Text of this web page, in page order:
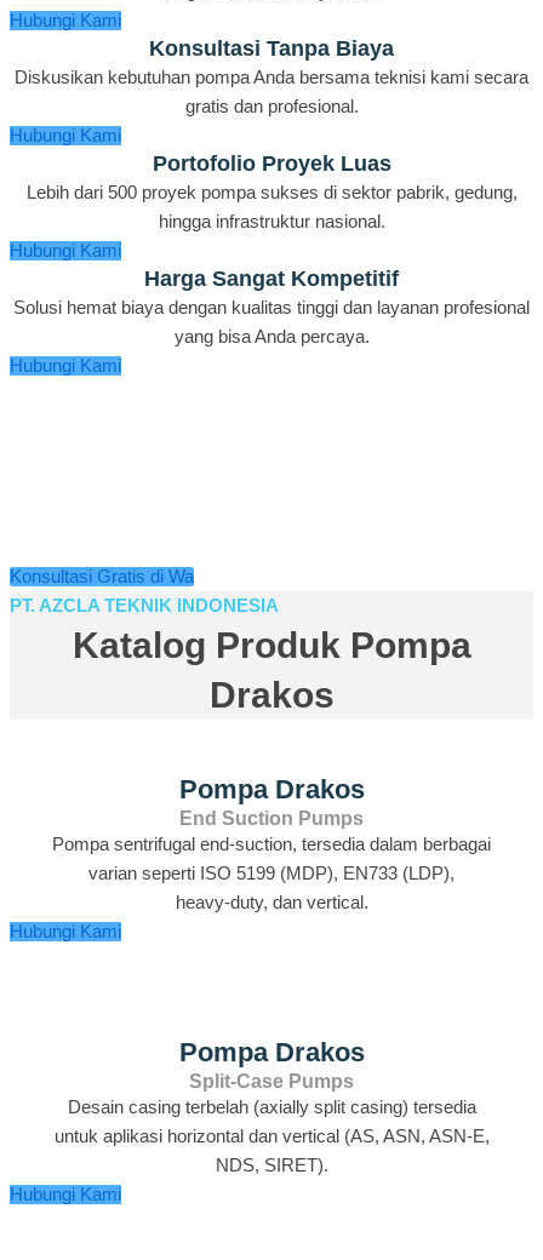
Hubungi Kami
Konsultasi Tanpa Biaya
Diskusikan kebutuhan pompa Anda bersama teknisi kami secara
gratis dan profesional.
Hubungi Kami
Portofolio Proyek Luas
Lebih dari 500 proyek pompa sukses di sektor pabrik, gedung,
hingga infrastruktur nasional.
Hubungi Kami
Harga Sangat Kompetitif
Solusi hemat biaya dengan kualitas tinggi dan layanan profesional
yang bisa Anda percaya.
Hubungi Kami
Konsultasi Gratis di Wa
PT. AZCLA TEKNIK INDONESIA
Katalog Produk Pompa
Drakos
Pompa Drakos
End Suction Pumps
Pompa sentrifugal end‑suction, tersedia dalam berbagai
varian seperti ISO 5199 (MDP), EN733 (LDP),
heavy‑duty, dan vertical.
Hubungi Kami
Pompa Drakos
Split‑Case Pumps
Desain casing terbelah (axially split casing) tersedia
untuk aplikasi horizontal dan vertical (AS, ASN, ASN‑E,
NDS, SIRET).
Hubungi Kami